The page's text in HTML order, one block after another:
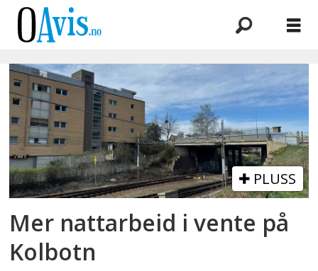
Emne:
arbeid
PLUSS
Mer nattarbeid i vente på
Kolbotn